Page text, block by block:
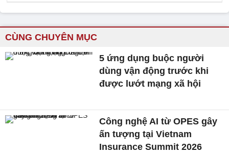
CÙNG CHUYÊN MỤC
5 ứng dụng buộc người
dùng vận động trước khi
được lướt mạng xã hội
Công nghệ AI từ OPES gây
ấn tượng tại Vietnam
Insurance Summit 2026